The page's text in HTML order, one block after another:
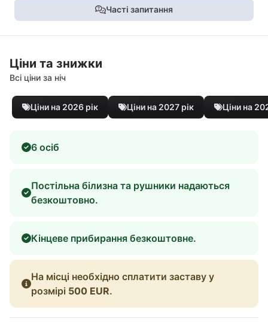
Часті запитання
Ціни та знижки
Всі ціни за ніч
Ціни на 2026 рік Ціни на 2027 рік Ціни на
6 осіб
Постільна білизна та рушники надаються
безкоштовно.
Кінцеве прибирання безкоштовне.
На місці необхідно сплатити заставу у
розмірі 500 EUR.